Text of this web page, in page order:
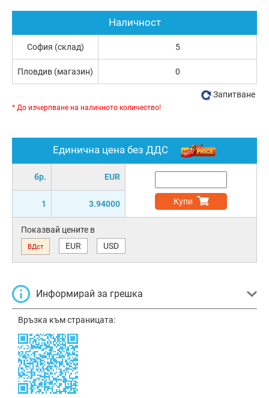
Единична цена без ДДС
бр. EUR
1 3.94000 Купи
Показвай цените в
ВДст EUR USD
Информирай за грешка
Връзка към страницата:
Наличност
София (склад) 5
Пловдив (магазин) 0
Запитване
* До изчерпване на наличното количество!